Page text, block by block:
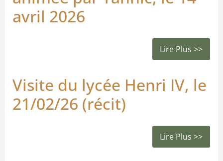
avril 2026
Lire Plus >>
Visite du lycée Henri IV, le
21/02/26 (récit)
Lire Plus >>